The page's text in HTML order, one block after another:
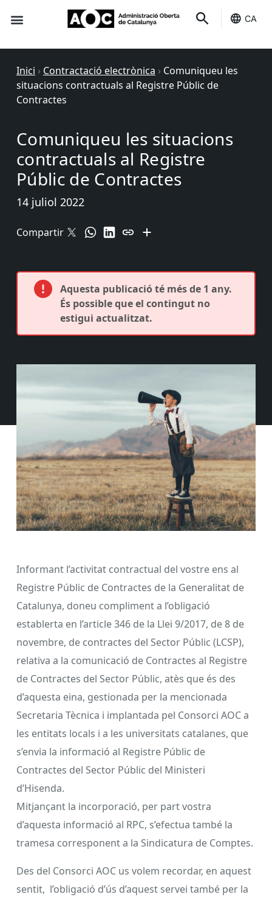
CA
Inici › Contractació electrònica › Comuniqueu les
situacions contractuals al Registre Públic de
Contractes
Comuniqueu les situacions
contractuals al Registre
Públic de Contractes
14 juliol 2022
Compartir
Aquesta publicació té més de 1 any.
És possible que el contingut no
estigui actualitzat.
Informant l’activitat contractual del vostre ens al
Registre Públic de Contractes de la Generalitat de
Catalunya, doneu compliment a l’obligació
establerta en l’article 346 de la Llei 9/2017, de 8 de
novembre, de contractes del Sector Públic (LCSP),
relativa a la comunicació de Contractes al Registre
de Contractes del Sector Públic, atès que és des
d’aquesta eina, gestionada per la mencionada
Secretaria Tècnica i implantada pel Consorci AOC a
les entitats locals i a les universitats catalanes, que
s’envia la informació al Registre Públic de
Contractes del Sector Públic del Ministeri
d’Hisenda.
Mitjançant la incorporació, per part vostra
d’aquesta informació al RPC, s’efectua també la
tramesa corresponent a la Sindicatura de Comptes.
Des del Consorci AOC us volem recordar, en aquest
sentit, l’obligació d’ús d’aquest servei també per la